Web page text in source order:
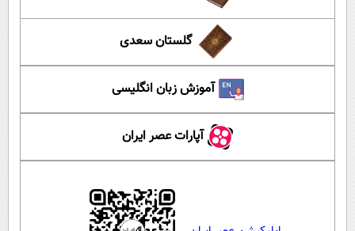
گلستان سعدی
آموزش زبان انگلیسی
آپارات عصر ایران